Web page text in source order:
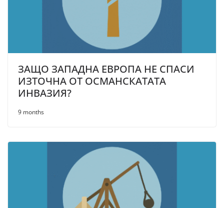
ЗАЩО ЗАПАДНА ЕВРОПА НЕ СПАСИ
ИЗТОЧНА ОТ ОСМАНСКАТАТА
ИНВАЗИЯ?
9 months